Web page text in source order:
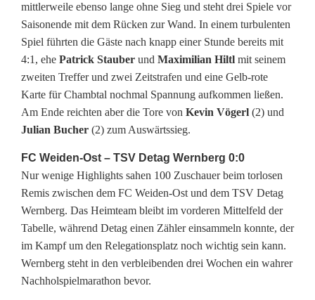
C
h
a
n
c
a
u
f
d
e
mittlerweile ebenso lange ohne Sieg und steht drei Spiele vor
Saisonende mit dem Rücken zur Wand. In einem turbulenten
Spiel führten die Gäste nach knapp einer Stunde bereits mit
4:1, ehe Patrick Stauber und Maximilian Hiltl mit seinem
zweiten Treffer und zwei Zeitstrafen und eine Gelb-rote
Karte für Chambtal nochmal Spannung aufkommen ließen.
Am Ende reichten aber die Tore von Kevin Vögerl (2) und
Julian Bucher (2) zum Auswärtssieg.
FC Weiden-Ost – TSV Detag Wernberg 0:0
Nur wenige Highlights sahen 100 Zuschauer beim torlosen
Remis zwischen dem FC Weiden-Ost und dem TSV Detag
Wernberg. Das Heimteam bleibt im vorderen Mittelfeld der
Tabelle, während Detag einen Zähler einsammeln konnte, der
im Kampf um den Relegationsplatz noch wichtig sein kann.
Wernberg steht in den verbleibenden drei Wochen ein wahrer
Nachholspielmarathon bevor.